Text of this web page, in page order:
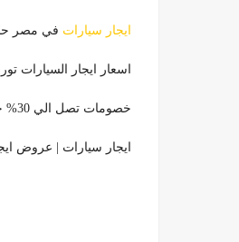
ايجار سيارات في مصر
اسعار ايجار السيارات تورست
خصومات تصل الي 30% خلال الشهر الكريم
ايجار سيارات | عروض